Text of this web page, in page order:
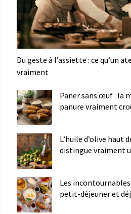
Du geste à l’assiette : ce qu’un
vraiment
Paner sans œuf : la
panure vraiment
L’huile d’olive haut
distingue vraiment
Les
petit-déjeuner et